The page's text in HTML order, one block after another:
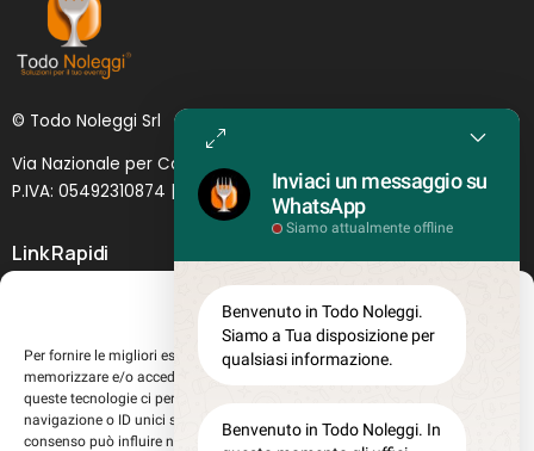
Gestisci Consenso
Per fornire le migliori esperienze, utilizziamo tecnologie come i cookie per
memorizzare e/o accedere alle informazioni del dispositivo. Il consenso a
queste tecnologie ci permetterà di elaborare dati come il comportamento di
navigazione o ID unici su questo sito. Non acconsentire o ritirare il
consenso può influire negativamente su alcune caratteristiche e funzioni.
© Todo Noleggi Srl
Via Nazionale per Catania, 6 | 95024 - Acireale (CT)
P.IVA: 05492310874 | SDI: MJ1 O YNU (Lettera )
Link Rapidi
Chi siamo
Perché sceglierci
Registrati al sito
Inviaci un messaggio su
WhatsApp
Siamo attualmente offline
Benvenuto in Todo Noleggi.
Siamo a Tua disposizione per
qualsiasi informazione.
Benvenuto in Todo Noleggi. In